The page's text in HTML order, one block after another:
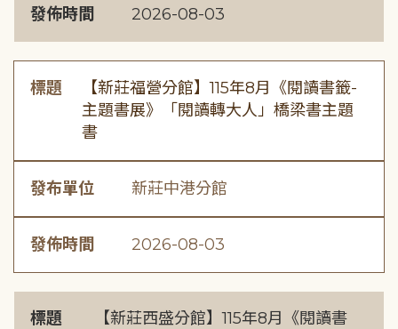
發佈時間 2026-08-03
標題
【新莊福營分館】115年8月《閱讀書籤-
主題書展》「閱讀轉大人」橋梁書主題
書
發布單位 新莊中港分館
發佈時間 2026-08-03
標題
【新莊西盛分館】115年8月《閱讀書